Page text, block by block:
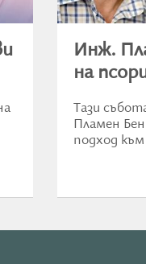
Инж.
на
Тази
Пламен
подход